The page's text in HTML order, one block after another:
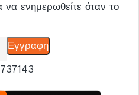
να ενημερωθείτε όταν το
Εγγραφη